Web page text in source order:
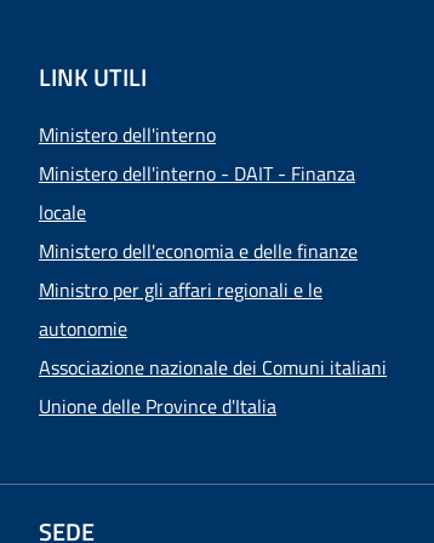
LINK UTILI
Ministero dell'interno
Ministero dell'interno - DAIT - Finanza
locale
Ministero dell'economia e delle finanze
Ministro per gli affari regionali e le
autonomie
Associazione nazionale dei Comuni italiani
Unione delle Province d'Italia
SEDE